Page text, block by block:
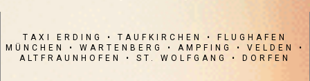
TAXI ERDING
• TAUFKIRCHEN • FLUGHAFEN
MÜNCHEN • WARTENBERG • AMPFING • VELDEN •
ALTFRAUNHOFEN • ST. WOLFGANG • DORFEN